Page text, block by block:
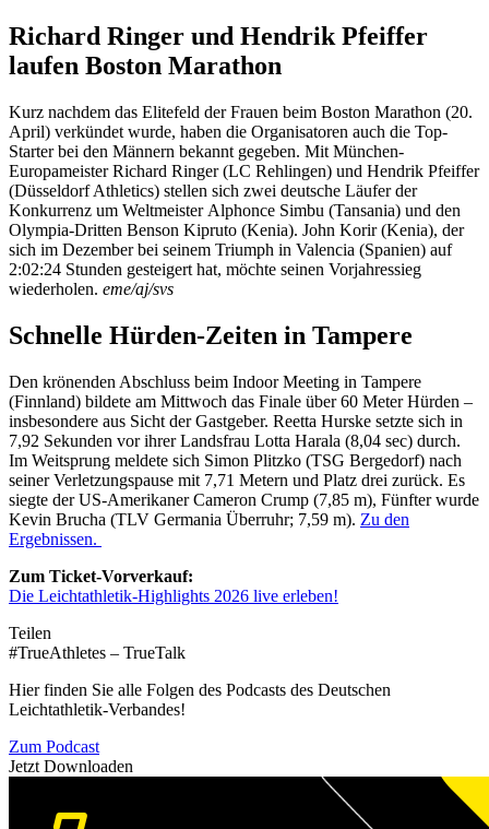
Richard Ringer und Hendrik Pfeiffer
laufen Boston Marathon
Kurz nachdem das Elitefeld der Frauen beim Boston Marathon (20.
April) verkündet wurde, haben die Organisatoren auch die Top-
Starter bei den Männern bekannt gegeben. Mit München-
Europameister Richard Ringer (LC Rehlingen) und Hendrik Pfeiffer
(Düsseldorf Athletics) stellen sich zwei deutsche Läufer der
Konkurrenz um Weltmeister Alphonce Simbu (Tansania) und den
Olympia-Dritten Benson Kipruto (Kenia). John Korir (Kenia), der
sich im Dezember bei seinem Triumph in Valencia (Spanien) auf
2:02:24 Stunden gesteigert hat, möchte seinen Vorjahressieg
wiederholen. eme/aj/svs
Schnelle Hürden-Zeiten in Tampere
Den krönenden Abschluss beim Indoor Meeting in Tampere
(Finnland) bildete am Mittwoch das Finale über 60 Meter Hürden –
insbesondere aus Sicht der Gastgeber. Reetta Hurske setzte sich in
7,92 Sekunden vor ihrer Landsfrau Lotta Harala (8,04 sec) durch.
Im Weitsprung meldete sich Simon Plitzko (TSG Bergedorf) nach
seiner Verletzungspause mit 7,71 Metern und Platz drei zurück. Es
siegte der US-Amerikaner Cameron Crump (7,85 m), Fünfter wurde
Kevin Brucha (TLV Germania Überruhr; 7,59 m). Zu den
Ergebnissen.
Zum Ticket-Vorverkauf:
Die Leichtathletik-Highlights 2026 live erleben!
Teilen
#TrueAthletes – TrueTalk
Hier finden Sie alle Folgen des Podcasts des Deutschen
Leichtathletik-Verbandes!
Zum Podcast
Jetzt Downloaden